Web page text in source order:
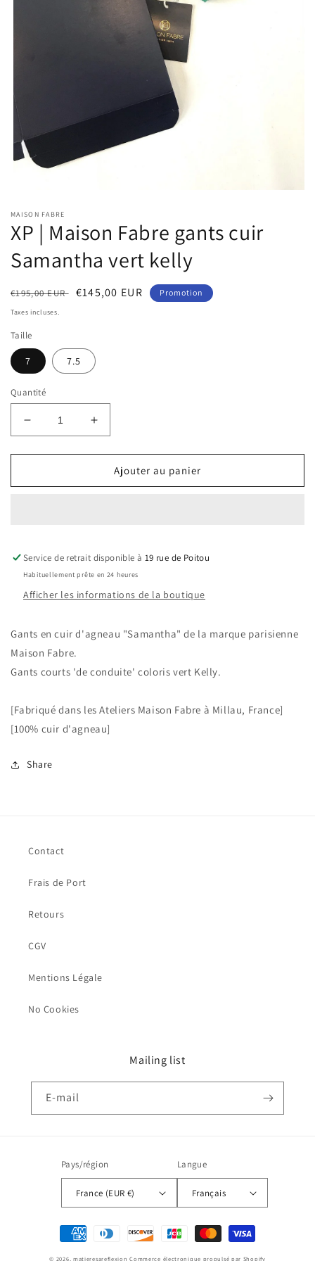
média
1
dans
fenêtre
modale
MAISON FABRE
XP | Maison Fabre gants cuir
Samantha vert kelly
Prix
habituel
€195,00 EUR
Prix
€145,00 EUR Promotion
Taxes incluses.
Taille
7 7.5
Quantité
Réduire
la
quantité
XP
cuir
Samantha
vert
kelly
Augmenter
la
quantité
XP
cuir
Samantha
vert
kelly
Ajouter au panier
Service de retrait disponible à 19 rue de Poitou
Habituellement prête en 24 heures
Afficher les informations de la boutique
Gants en cuir d'agneau "Samantha" de la marque parisienne
Maison Fabre.
Gants courts 'de conduite' coloris vert Kelly.
[Fabriqué dans les Ateliers Maison Fabre à Millau, France]
[100% cuir d'agneau]
Share
Contact
Frais de Port
Retours
CGV
Mentions Légale
No Cookies
Mailing list
E-mail
Pays/région
France (EUR €)
Langue
Français
Moyens
de
© 2026, matieresareflexion Commerce électronique propulsé par Shopify